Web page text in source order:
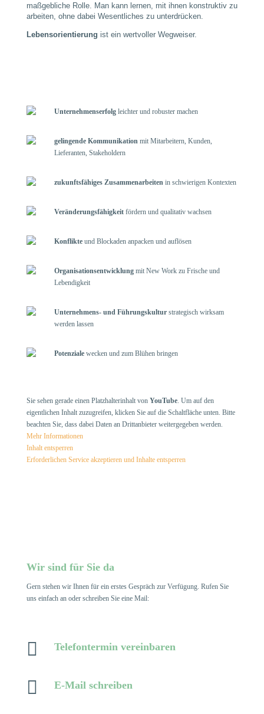
maßgebliche Rolle. Man kann lernen, mit ihnen konstruktiv zu
arbeiten, ohne dabei Wesentliches zu unterdrücken.
Lebensorientierung ist ein wertvoller Wegweiser.
Unternehmenserfolgleichter und robuster machen
gelingende Kommunikation mit Mitarbeitern, Kunden,
Lieferanten, Stakeholdern
zukunftsfähiges Zusammenarbeiten in schwierigen Kontexten
Veränderungsfähigkeitfördern und qualitativ wachsen
Konflikteund Blockaden anpacken und auflösen
Organisationsentwicklungmit New Work zu Frische und
Lebendigkeit
Unternehmens- und Führungskulturstrategisch wirksam
werden lassen
Potenzialewecken und zum Blühen bringen
Sie sehen gerade einen Platzhalterinhalt von YouTube. Um auf den
eigentlichen Inhalt zuzugreifen, klicken Sie auf die Schaltfläche unten. Bitte
beachten Sie, dass dabei Daten an Drittanbieter weitergegeben werden.
Mehr Informationen
Inhalt entsperren
Erforderlichen Service akzeptieren und Inhalte entsperren
Wir sind für Sie da
Gern stehen wir Ihnen für ein erstes Gespräch zur Verfügung. Rufen Sie
uns einfach an oder schreiben Sie eine Mail:
 Telefontermin vereinbaren
 E-Mail schreiben